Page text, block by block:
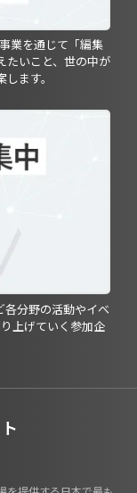
業を通じて「編集
たいこと、世の中が
ます。
分野の活動やイベ
上げていく参加企